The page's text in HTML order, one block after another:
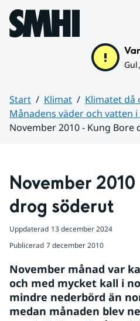
Hoppa till sidans innehåll
Start Klimat
Klimatet då
Månadens väder och vatten i
November 2010 - Kung
November
drog söderut
Uppdaterad 13 december 2024
Publicerad 7 december 2010
November månad var
och med mycket kall i
mindre nederbörd än
medan månaden blev